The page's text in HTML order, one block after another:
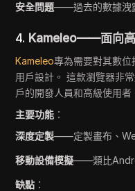
安全問題——過去的數據洩
4. Kameleo——面向高
Kameleo專為需要對其數
用戶設計。 這款瀏覽器非
戶的開發人員和高級使用者
主要功能 ：
深度定製——定製畫布、
移動設備模擬——類比
缺點 ：